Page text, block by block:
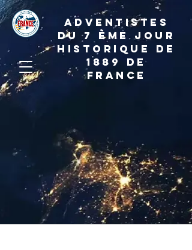
ADVENTISTES
DU 7 ème JOUR
HISTORIQUE DE
1889 de
france